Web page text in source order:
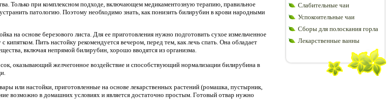
Только при комплексном подходе, включающем медикаментозную терапию, правильное
патологию. Поэтому необходимо знать, как понизить билирубин в крови народными
на основе березового листа. Для ее приготовления нужно подготовить сухое измельченное
кипятком. Пить настойку рекомендуется вечером, перед тем, как лечь спать. Она обладает
включая непрямой билирубин, хорошо вводятся из организма.
оказывающий желчегонное воздействие и способствующий нормализации билирубина в
или настойки, приготовленные на основе лекарственных растений (ромашка, пустырник,
возможно в домашних условиях и является достаточно простым. Готовый отвар нужно
Слабительные чаи
Успокоительные чаи
Сборы для полоскания горла
Лекарственные ванны